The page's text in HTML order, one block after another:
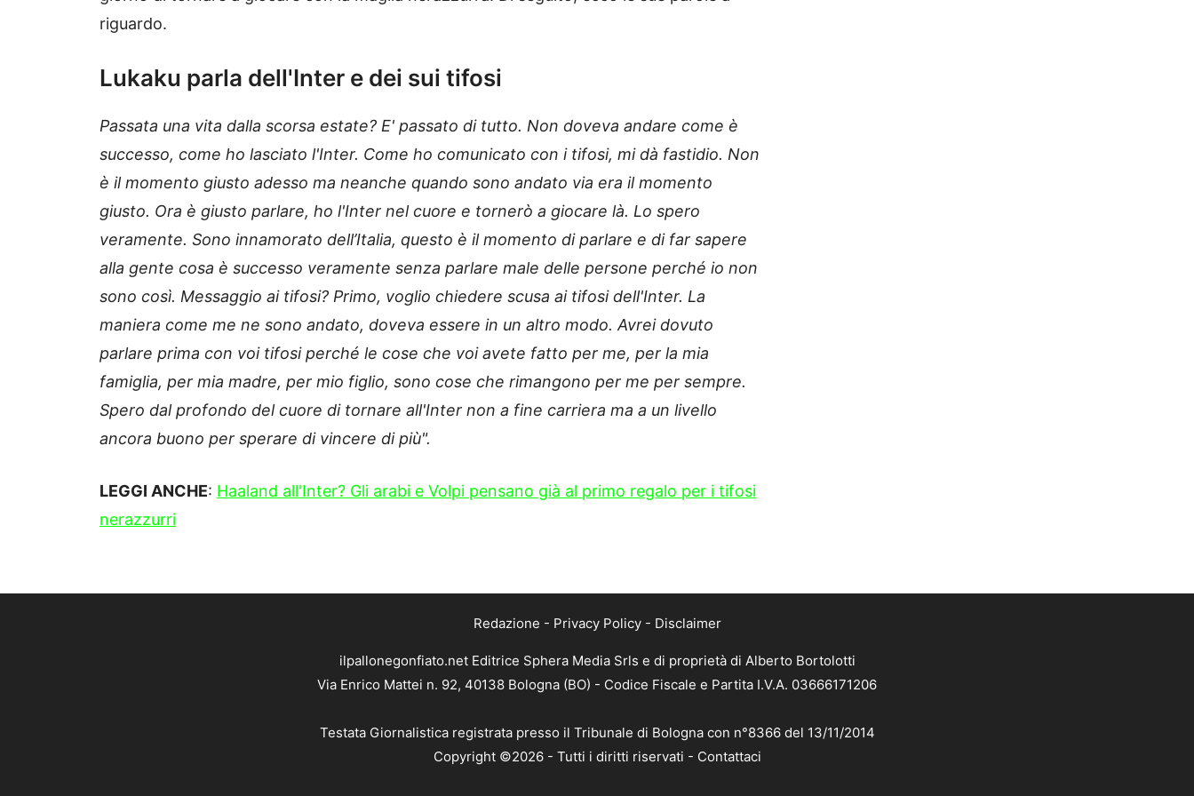
riguardo.
Lukaku parla dell'Inter e dei sui tifosi
Passata una vita dalla scorsa estate? E' passato di tutto. Non doveva andare come è
successo, come ho lasciato l'Inter. Come ho comunicato con i tifosi, mi dà fastidio. Non
è il momento giusto adesso ma neanche quando sono andato via era il momento
giusto. Ora è giusto parlare, ho l'Inter nel cuore e tornerò a giocare là. Lo spero
veramente. Sono innamorato dell’Italia, questo è il momento di parlare e di far sapere
alla gente cosa è successo veramente senza parlare male delle persone perché io non
sono così. Messaggio ai tifosi? Primo, voglio chiedere scusa ai tifosi dell'Inter. La
maniera come me ne sono andato, doveva essere in un altro modo. Avrei dovuto
parlare prima con voi tifosi perché le cose che voi avete fatto per me, per la mia
famiglia, per mia madre, per mio figlio, sono cose che rimangono per me per sempre.
Spero dal profondo del cuore di tornare all'Inter non a fine carriera ma a un livello
ancora buono per sperare di vincere di più".
LEGGI ANCHE: Haaland all'Inter? Gli arabi e Volpi pensano già al primo regalo per i tifosi
nerazzurri
Redazione - Privacy Policy- Disclaimer
ilpallonegonfiato.net Editrice Sphera Media Srls e di proprietà di Alberto Bortolotti
Via Enrico Mattei n. 92, 40138 Bologna (BO) - Codice Fiscale e Partita I.V.A. 03666171206
Testata Giornalistica registrata presso il Tribunale di Bologna con n°8366 del 13/11/2014
Copyright ©2026 - Tutti i diritti riservati - Contattaci